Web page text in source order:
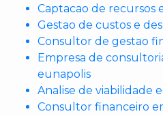
Captacao de recursos
Gestao de custos e
Consultor de gestao
Empresa de
eunapolis
Analise de viabilidade
Consultor financeiro